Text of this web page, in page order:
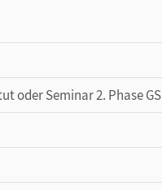
oder Seminar 2. Phase GS